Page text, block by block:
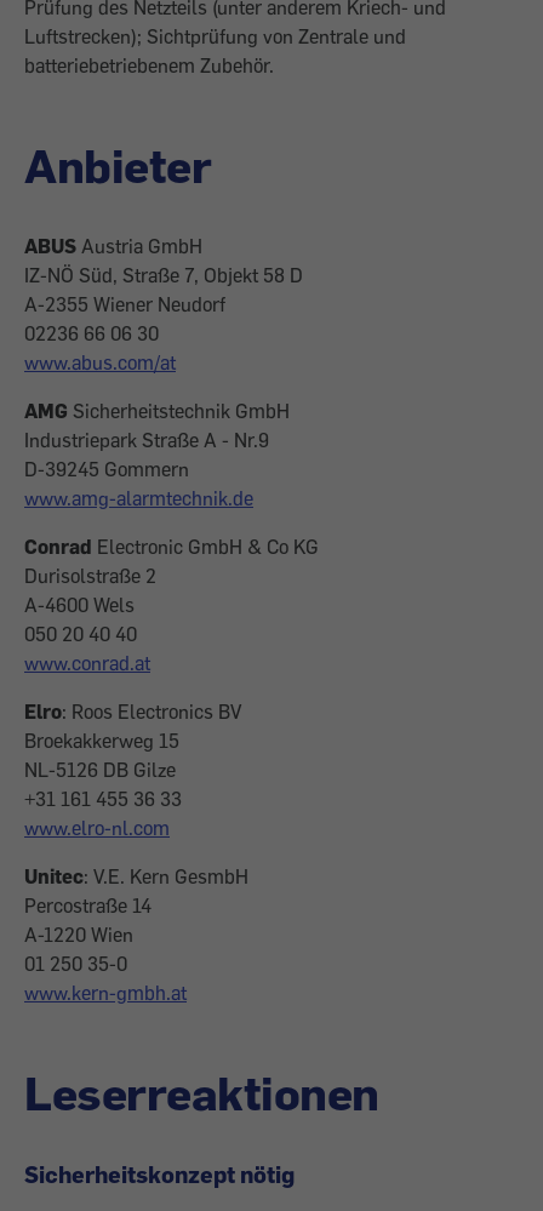
Prüfung des Netzteils (unter anderem Kriech- und
Luftstrecken); Sichtprüfung von Zentrale und
batteriebetriebenem Zubehör.
Anbieter
ABUS Austria GmbH
IZ-NÖ Süd, Straße 7, Objekt 58 D
A-2355 Wiener Neudorf
02236 66 06 30
www.abus.com/at
AMG Sicherheitstechnik GmbH
Industriepark Straße A - Nr.9
D-39245 Gommern
www.amg-alarmtechnik.de
Conrad Electronic GmbH & Co KG
Durisolstraße 2
A-4600 Wels
050 20 40 40
www.conrad.at
Elro: Roos Electronics BV
Broekakkerweg 15
NL-5126 DB Gilze
+31 161 455 36 33
www.elro-nl.com
Unitec: V.E. Kern GesmbH
Percostraße 14
A-1220 Wien
01 250 35-0
www.kern-gmbh.at
Leserreaktionen
Sicherheitskonzept nötig